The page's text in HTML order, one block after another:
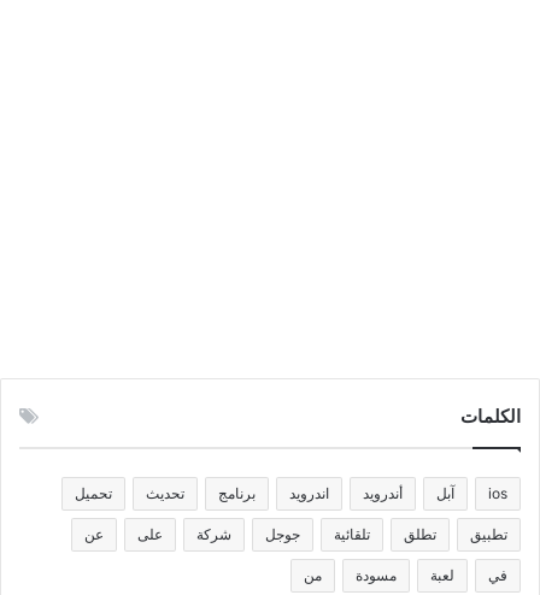
الكلمات
ios آبل أندرويد اندرويد برنامج تحديث تحميل
تطبيق تطلق تلقائية جوجل شركة على عن
في لعبة مسودة من